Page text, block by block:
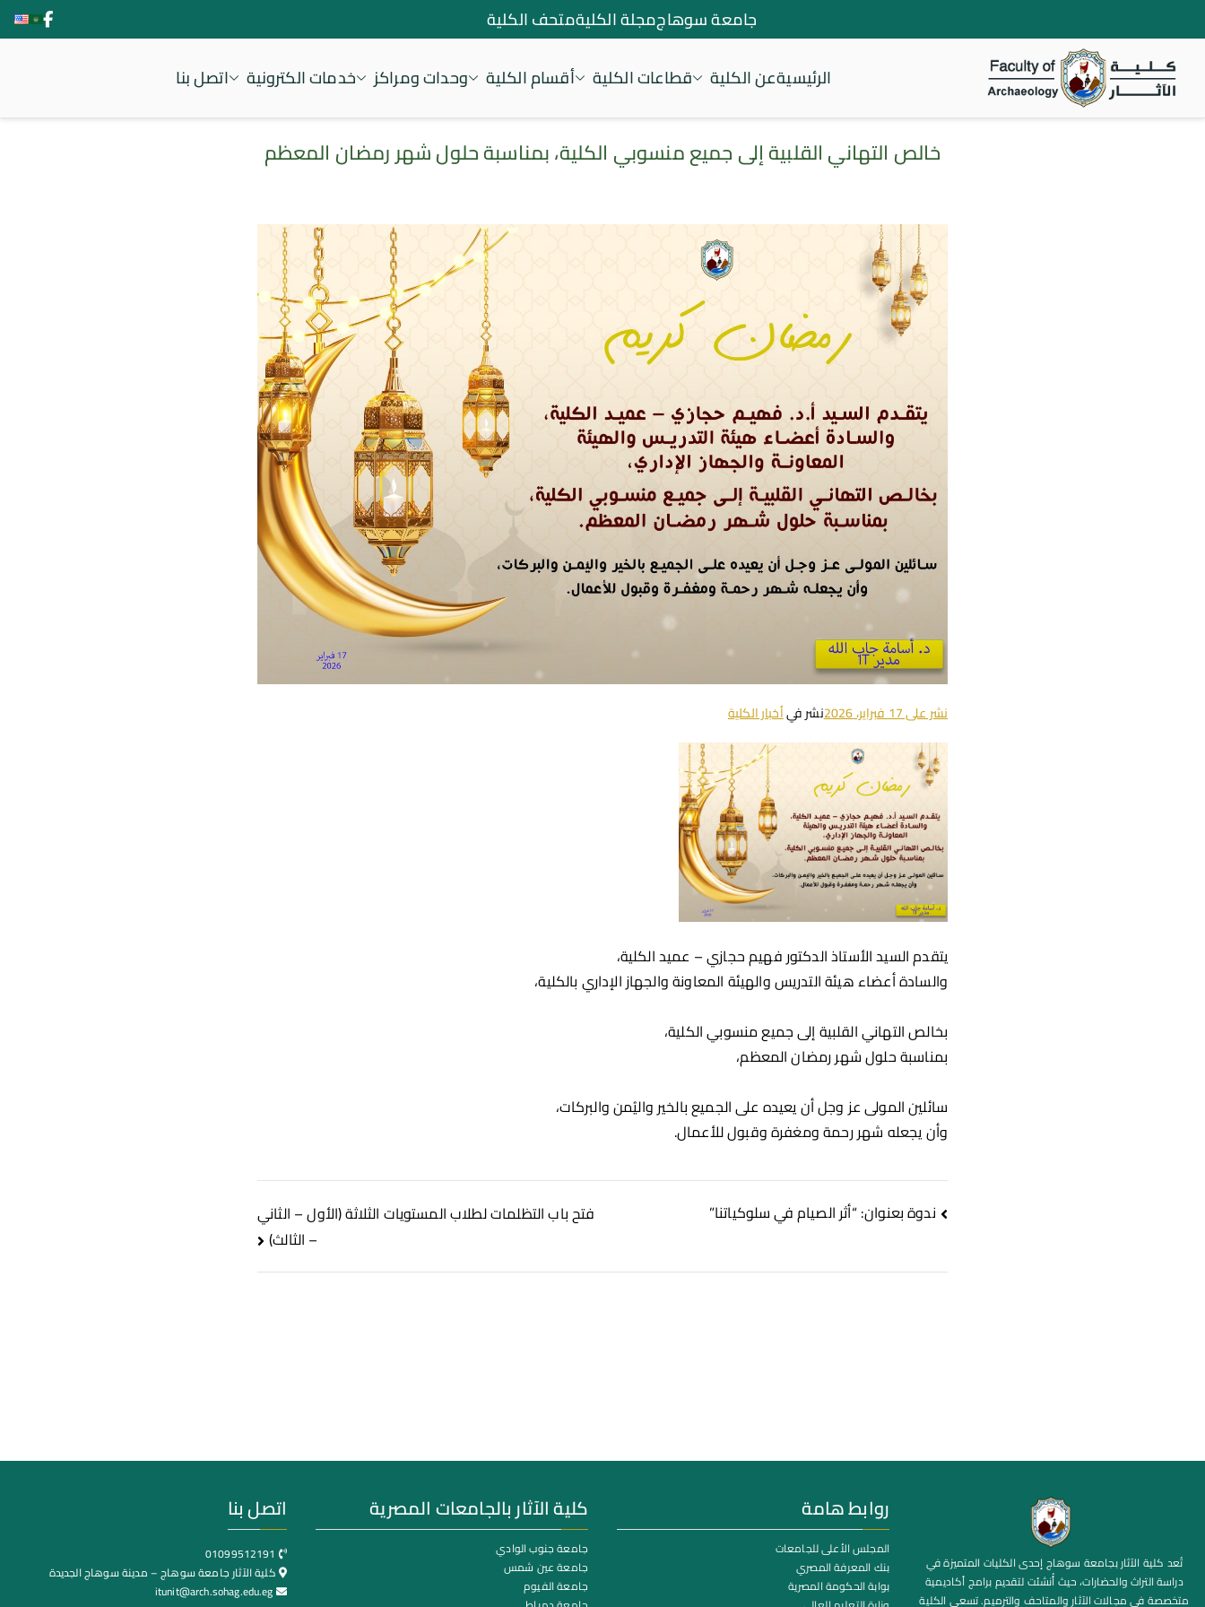
جامعة سوهاجمجلة الكليةمتحف الكلية
الرئيسيةعن الكلية قطاعات الكلية أقسام الكلية وحدات ومراكز خدمات الكترونية اتصل بنا
خالص التهاني القلبية إلى جميع منسوبي الكلية، بمناسبة حلول شهر رمضان المعظم
نشر على17 فبراير، 2026 نشر فيأخبار الكلية
يتقدم السيد الأستاذ الدكتور فهيم حجازي – عميد الكلية،
والسادة أعضاء هيئة التدريس والهيئة المعاونة والجهاز الإداري بالكلية،
بخالص التهاني القلبية إلى جميع منسوبي الكلية،
بمناسبة حلول شهر رمضان المعظم،
سائلين المولى عز وجل أن يعيده على الجميع بالخير واليُمن والبركات،
وأن يجعله شهر رحمة ومغفرة وقبول للأعمال.
ندوة بعنوان: “أثر الصيام في سلوكياتنا”
فتح باب التظلمات لطلاب المستويات الثلاثة (الأول – الثاني
– الثالث)
تُعد كلية الآثار بجامعة سوهاج إحدى الكليات المتميزة في
دراسة التراث والحضارات، حيث أُنشئت لتقديم برامج أكاديمية
متخصصة في مجالات الآثار والمتاحف والترميم. تسعى الكلية
روابط هامة
المجلس الأعلى للجامعات
بنك المعرفة المصري
بوابة الحكومة المصرية
كلية الآثار بالجامعات المصرية
جامعة جنوب الوادي
جامعة عين شمس
جامعة الفيوم
اتصل بنا
01099512191
كلية الآثار جامعة سوهاج – مدينة سوهاج الجديدة